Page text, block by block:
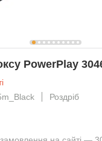
PowerPlay
Роздріб